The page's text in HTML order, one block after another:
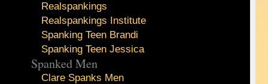
Realspankings
Realspankings Institute
Spanking Teen Brandi
Spanking Teen Jessica
Spanked Men
Clare Spanks Men